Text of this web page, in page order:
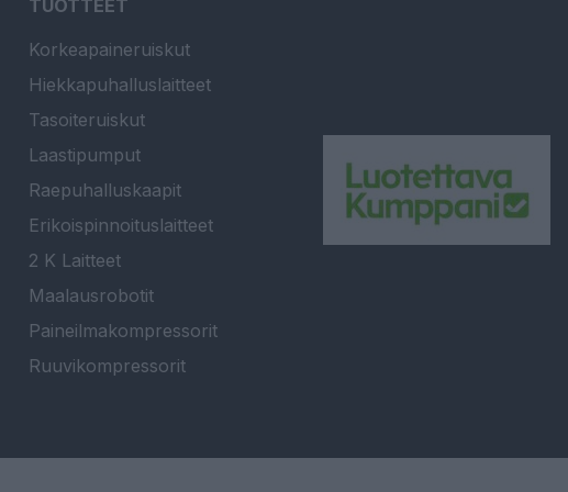
TUOTTEET
Korkeapaineruiskut
Hiekkapuhalluslaitteet
Tasoiteruiskut
Laastipumput
Raepuhalluskaapit
Erikoispinnoituslaitteet
2 K Laitteet
Maalausrobotit
Paineilmakompressorit
Ruuvikompressorit